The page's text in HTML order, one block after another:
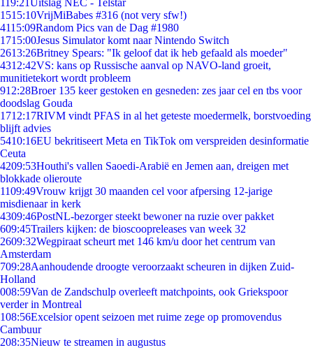
119:21Uitslag NEC - Telstar
1515:10VrijMiBabes #316 (not very sfw!)
4115:09Random Pics van de Dag #1980
1715:00Jesus Simulator komt naar Nintendo Switch
2613:26Britney Spears: "Ik geloof dat ik heb gefaald als moeder"
4312:42VS: kans op Russische aanval op NAVO-land groeit,
munitietekort wordt probleem
912:28Broer 135 keer gestoken en gesneden: zes jaar cel en tbs voor
doodslag Gouda
1712:17RIVM vindt PFAS in al het geteste moedermelk, borstvoeding
blijft advies
5410:16EU bekritiseert Meta en TikTok om verspreiden desinformatie
Ceuta
4209:53Houthi's vallen Saoedi-Arabië en Jemen aan, dreigen met
blokkade olieroute
1109:49Vrouw krijgt 30 maanden cel voor afpersing 12-jarige
misdienaar in kerk
4309:46PostNL-bezorger steekt bewoner na ruzie over pakket
609:45Trailers kijken: de bioscoopreleases van week 32
2609:32Wegpiraat scheurt met 146 km/u door het centrum van
Amsterdam
709:28Aanhoudende droogte veroorzaakt scheuren in dijken Zuid-
Holland
008:59Van de Zandschulp overleeft matchpoints, ook Griekspoor
verder in Montreal
108:56Excelsior opent seizoen met ruime zege op promovendus
Cambuur
208:35Nieuw te streamen in augustus